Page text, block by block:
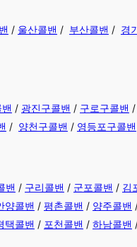
/ 울산콜밴 / 부산콜밴 / 경
/ 광진구콜밴 / 구로구콜밴 /
/ 양천구콜밴 / 영등포구콜밴
밴 / 구리콜밴 / 군포콜밴 / 김
양콜밴 / 평촌콜밴 / 양주콜밴
택콜밴 / 포천콜밴 / 하남콜밴